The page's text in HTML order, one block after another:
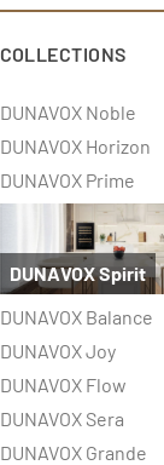
COLLECTIONS
DUNAVOX Noble
DUNAVOX Horizon
DUNAVOX Prime
DUNAVOX Spirit
DUNAVOX Balance
DUNAVOX Joy
DUNAVOX Flow
DUNAVOX Sera
DUNAVOX Grande